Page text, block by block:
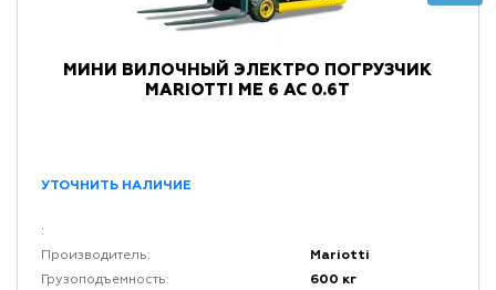
МИНИ ВИЛОЧНЫЙ ЭЛЕКТРО ПОГРУЗЧИК
MARIOTTI ME 6 AC 0.6Т
УТОЧНИТЬ НАЛИЧИЕ
:
Производитель:
Mariotti
Грузоподъемность: 600 кг